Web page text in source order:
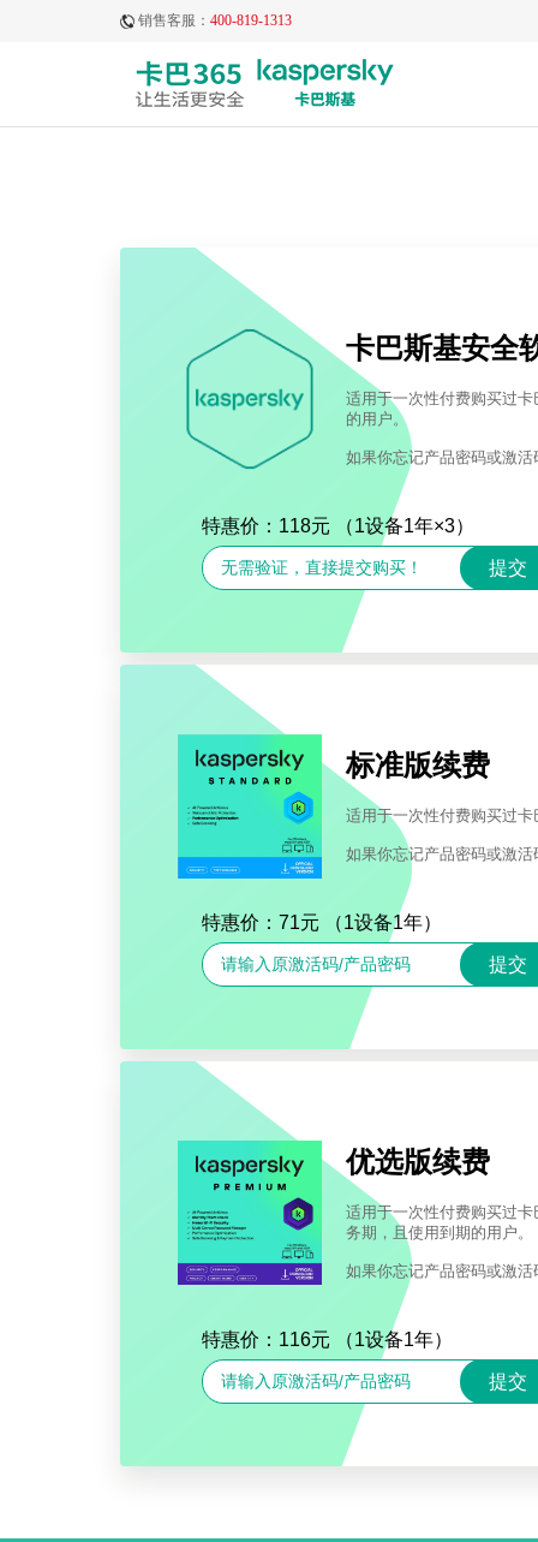
销售客服： 400-819-1313
卡巴斯基安全
适用于一次性付费购买过
的用户。
如果你忘记产品密码或激
特惠价：118元 （1设备1年×3）
标准版续费
适用于一次性付费购买过
如果你忘记产品密码或激
特惠价：71元 （1设备1年）
优选版续费
适用于一次性付费购买过
务期，且使用到期的用户。
如果你忘记产品密码或激
特惠价：116元 （1设备1年）